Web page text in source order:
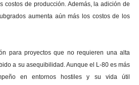
costos de producción. Además, la adición de
aumenta aún más los costos de los
para proyectos que no requieren una alta
a su asequibilidad. Aunque el L-80 es más
en entornos hostiles y su vida útil